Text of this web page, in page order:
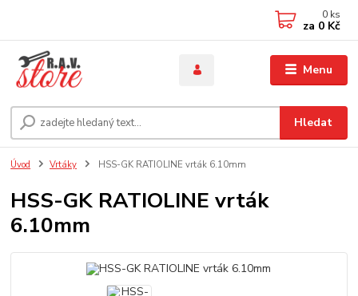
Menu
Hledat
0 ks
za 0 Kč
Úvod Vrtáky HSS-GK RATIOLINE vrták 6.10mm
HSS-GK RATIOLINE vrták
6.10mm